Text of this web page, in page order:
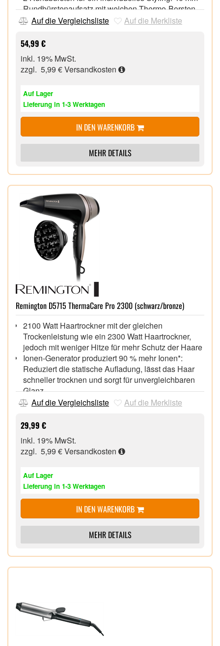
Rundbürstenaufsatz mit weichen Thermo-Borsten,
50 mm Rundbürstenaufsatz mit Thermo-
Haaransatz-Booster für mehr Volumen,
Auslöseknopf zum Abnehmen der Aufsätze,
2 kombinierte Heiz- und Gebläsestufen inklusive
Abkühlstufe,
3 m Kabel in Salonlänge,
Auf die Vergleichsliste Auf die Merkliste
54,99 €
inkl. 19% MwSt.
zzgl. 5,99 €Versandkosten
Auf Lager
Lieferung in 1-3 Werktagen
IN DEN WARENKORB
MEHR DETAILS
Remington D5715 ThermaCare Pro 2300 (schwarz/bronze)
2100 Watt Haartrockner mit der gleichen
Trockenleistung wie ein 2300 Watt Haartrockner,
jedoch mit weniger Hitze für mehr Schutz der Haare
Ionen-Generator produziert 90 % mehr Ionen*:
Reduziert die statische Aufladung, lässt das Haar
schneller trocknen und sorgt für unvergleichbaren
Glanz
Keramik-Ring für eine gleichmäßige
Geringe Lautstärke* für ein angenehmes Trocknen
der Haare,
3 Heiz- und 2 separate Gebläsestufen, 85 km/h
Luftstrom,
Schmale Stylingdüse für ein präzises Styling,
Diffusor für extra Fülle und Volumen
Abnehmbarer, leicht zu reinigender Luftfilter,
Auf die Vergleichsliste Auf die Merkliste
29,99 €
inkl. 19% MwSt.
zzgl. 5,99 €Versandkosten
Auf Lager
Lieferung in 1-3 Werktagen
IN DEN WARENKORB
MEHR DETAILS